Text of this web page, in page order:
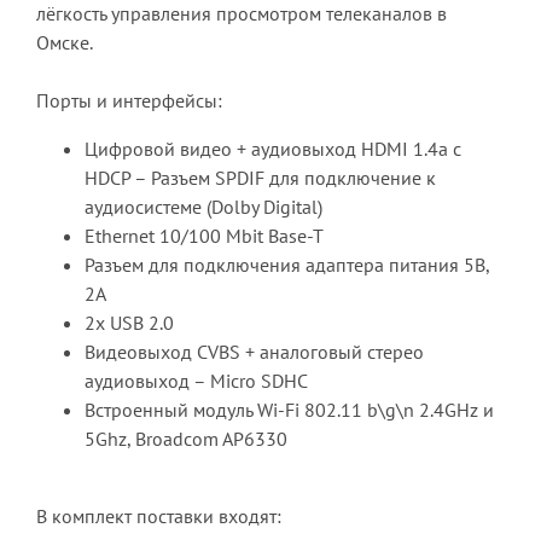
лёгкость управления просмотром телеканалов в
Омске.
Порты и интерфейсы:
Цифровой видео + аудиовыход HDMI 1.4a c
HDCP – Разъем SPDIF для подключение к
аудиосистеме (Dolby Digital)
Ethernet 10/100 Mbit Base-T
Разъем для подключения адаптера питания 5В,
2А
2х USB 2.0
Видеовыход CVBS + аналоговый стерео
аудиовыход – Micro SDHC
Встроенный модуль Wi-Fi 802.11 b\g\n 2.4GHz и
5Ghz, Broadcom AP6330
В комплект поставки входят: